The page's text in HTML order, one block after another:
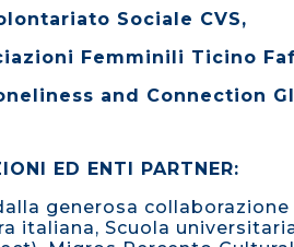
Sociale CVS,
Femminili Ticino
and Connection
ED ENTI PARTNER:
generosa
italiana, Scuola